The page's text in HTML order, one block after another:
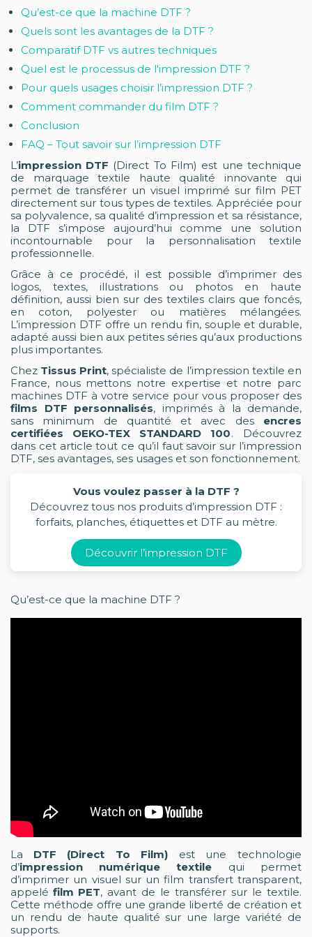
Qu’est-ce que la machine DTF ?
Quels sont les avantages de la DTF ?
Comparatif DTF vs autres techniques
Quel est le processus de l'impression DTF ?
Pour quels usages choisir l’impression DTF ?
Comment commander du film DTF ?
Conclusion
FAQ – Tout savoir sur l’impression DTF
L’impression DTF (Direct To Film) est une technique
de marquage textile haute qualité innovante qui
permet de transférer un visuel imprimé sur film PET
directement sur tous types de textiles. Appréciée pour
sa polyvalence, sa qualité d’impression et sa résistance,
la DTF s’impose aujourd’hui comme une solution
incontournable pour la personnalisation textile
professionnelle.
Grâce à ce procédé, il est possible d’imprimer des
logos, textes, illustrations ou photos en haute
définition, aussi bien sur des textiles clairs que foncés,
en coton, polyester ou matières mélangées.
L’impression DTF offre un rendu fin, souple et durable,
adapté aussi bien aux petites séries qu’aux productions
plus importantes.
Chez Tissus Print, spécialiste de l’impression textile en
France, nous mettons notre expertise et notre parc
machines DTF à votre service pour vous proposer des
films DTF personnalisés, imprimés à la demande,
sans minimum de quantité et avec des encres
certifiées OEKO-TEX STANDARD 100. Découvrez
dans cet article tout ce qu’il faut savoir sur l’impression
DTF, ses avantages, ses usages et son fonctionnement.
Vous voulez passer à la DTF ?
Découvrez tous nos produits d’impression DTF :
forfaits, planches, étiquettes et DTF au mètre.
Découvrir l’impression DTF
Qu’est-ce que la machine DTF ?
La DTF (Direct To Film) est une technologie
d’impression numérique textile qui permet
d’imprimer un visuel sur un film transfert transparent,
appelé film PET, avant de le transférer sur le textile.
Cette méthode offre une grande liberté de création et
un rendu de haute qualité sur une large variété de
supports.